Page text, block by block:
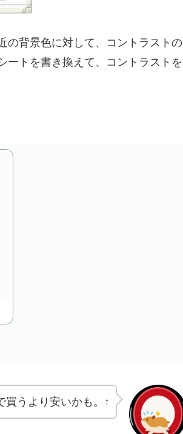
背景色に対して、コントラストの
ートを書き換えて、コントラストを
買うより安いかも。↑